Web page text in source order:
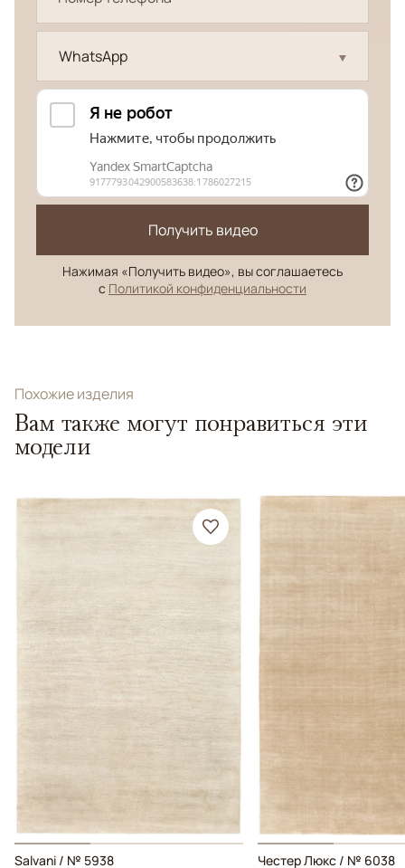
WhatsApp
Получить видео
Нажимая «Получить видео», вы соглашаетесь
с Политикой конфиденциальности
Похожие изделия
Вам также могут понравиться эти
модели
Salvani / № 5938
Честер Люкс / № 6038